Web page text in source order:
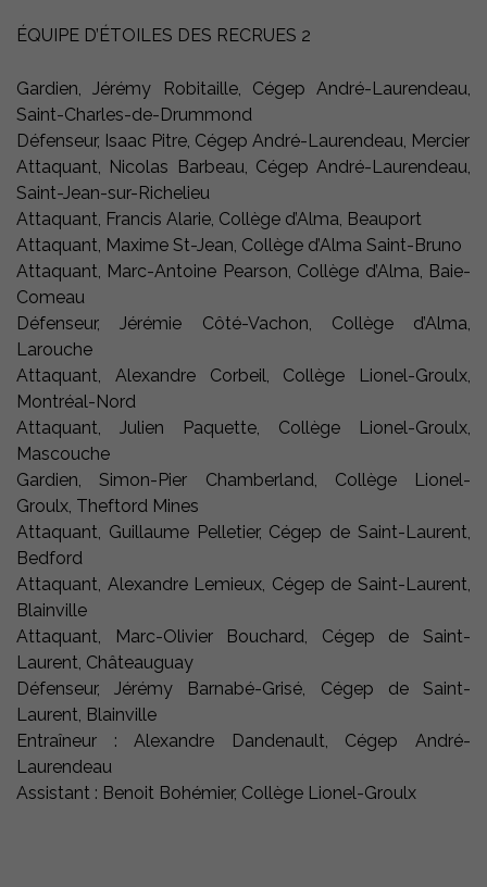
ÉQUIPE D’ÉTOILES DES RECRUES 2
Gardien, Jérémy Robitaille, Cégep André-Laurendeau,
Saint-Charles-de-Drummond
Défenseur, Isaac Pitre, Cégep André-Laurendeau, Mercier
Attaquant, Nicolas Barbeau, Cégep André-Laurendeau,
Saint-Jean-sur-Richelieu
Attaquant, Francis Alarie, Collège d’Alma, Beauport
Attaquant, Maxime St-Jean, Collège d’Alma Saint-Bruno
Attaquant, Marc-Antoine Pearson, Collège d’Alma, Baie-
Comeau
Défenseur, Jérémie Côté-Vachon, Collège d’Alma,
Larouche
Attaquant, Alexandre Corbeil, Collège Lionel-Groulx,
Montréal-Nord
Attaquant, Julien Paquette, Collège Lionel-Groulx,
Mascouche
Gardien, Simon-Pier Chamberland, Collège Lionel-
Groulx, Theftord Mines
Attaquant, Guillaume Pelletier, Cégep de Saint-Laurent,
Bedford
Attaquant, Alexandre Lemieux, Cégep de Saint-Laurent,
Blainville
Attaquant, Marc-Olivier Bouchard, Cégep de Saint-
Laurent, Châteauguay
Défenseur, Jérémy Barnabé-Grisé, Cégep de Saint-
Laurent, Blainville
Entraîneur : Alexandre Dandenault, Cégep André-
Laurendeau
Assistant : Benoit Bohémier, Collège Lionel-Groulx